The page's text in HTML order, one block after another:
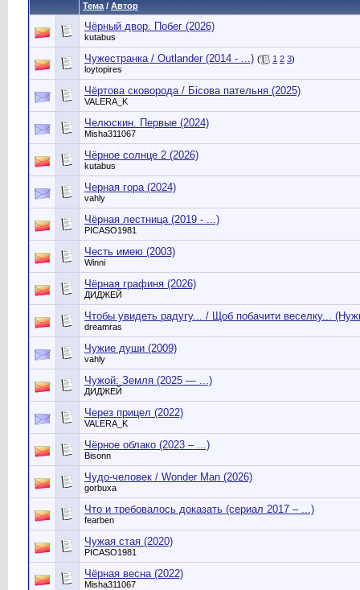
Тема / Автор
Чёрный двор. Побег (2026)
kutabus
Чужестранка / Outlander (2014 - ...) ( 1 2 3)
loytopires
Чёртова сковорода / Бісова пательня (2025)
VALERA_K
Челюскин. Первые (2024)
Misha311067
Чёрное солнце 2 (2026)
kutabus
Черная гора (2024)
vahly
Чёрная лестница (2019 - ...)
PICASO1981
Честь имею (2003)
Winni
Чёрная графиня (2026)
ДИДЖЕЙ
Чтобы увидеть радугу... / Щоб побачити веселку...
dreamras
Чужие души (2009)
vahly
Чужой: Земля (2025 — ...)
ДИДЖЕЙ
Через прицел (2022)
VALERA_K
Чёрное облако (2023 – ...)
Bisonn
Чудо-человек / Wonder Man (2026)
gorbuxa
Что и требовалось доказать (сериал 2017 – ...)
fearben
Чужая стая (2020)
PICASO1981
Чёрная весна (2022)
Misha311067